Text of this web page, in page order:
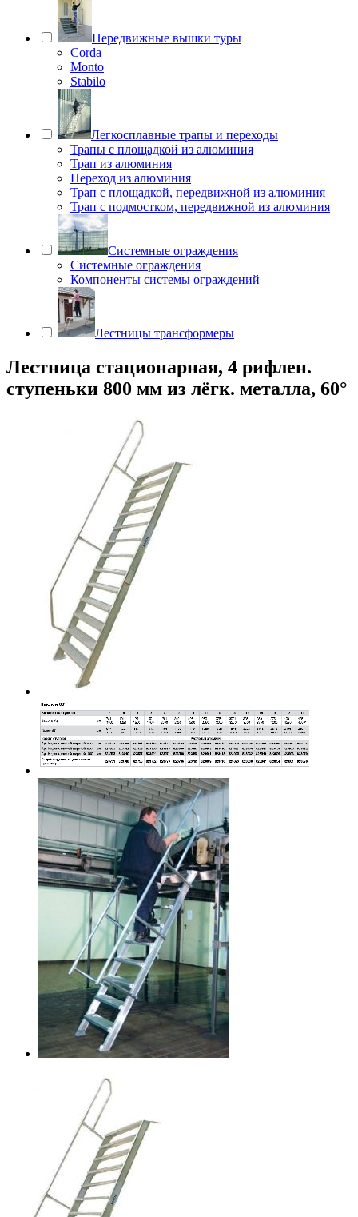
Передвижные вышки туры
Corda
Monto
Stabilo
Легкосплавные трапы и переходы
Трапы с площадкой из алюминия
Трап из алюминия
Переход из алюминия
Трап с площадкой, передвижной из алюминия
Трап с подмостком, передвижной из алюминия
Системные ограждения
Системные ограждения
Компоненты системы ограждений
Лестницы трансформеры
Лестница стационарная, 4 рифлен.
ступеньки 800 мм из лёгк. металла, 60°